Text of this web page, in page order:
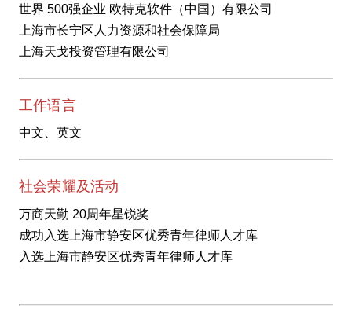
世界 500强企业 欧特克软件（中国）有限公司
上海市长宁区人力资源和社会保障局
上海天戈投资管理有限公司
工作语言
中文、英文
社会荣耀及活动
万商天勤 20周年星锐奖
成功入选上海市静安区优秀青年律师人才库
入选上海市静安区优秀青年律师人才库